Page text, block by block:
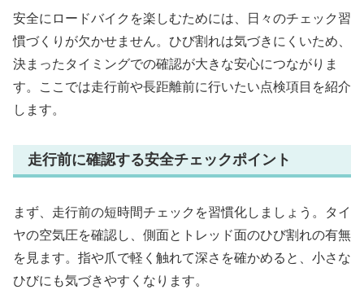
安全にロードバイクを楽しむためには、日々のチェック習
慣づくりが欠かせません。ひび割れは気づきにくいため、
決まったタイミングでの確認が大きな安心につながりま
す。ここでは走行前や長距離前に行いたい点検項目を紹介
します。
走行前に確認する安全チェックポイント
まず、走行前の短時間チェックを習慣化しましょう。タイ
ヤの空気圧を確認し、側面とトレッド面のひび割れの有無
を見ます。指や爪で軽く触れて深さを確かめると、小さな
ひびにも気づきやすくなります。